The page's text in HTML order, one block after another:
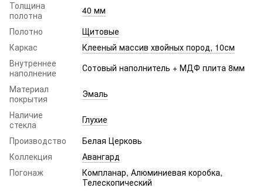
Толщина
полотна
40 мм
Полотно
Щитовые
Каркас
Клееный массив хвойных пород, 10см
Внутреннее
наполнение
Сотовый наполнитель + МДФ плита 8мм
Материал
покрытия
Эмаль
Наличие
стекла
Глухие
Производство
Белая Церковь
Коллекция
Авангард
Погонаж
Компланар, Алюминиевая коробка,
Телескопический